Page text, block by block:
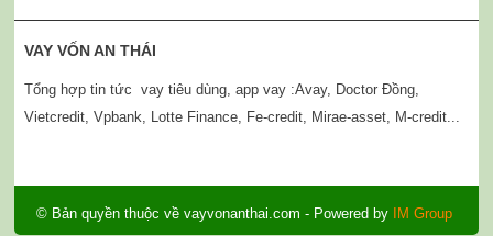
VAY VỐN AN THÁI
Tổng hợp tin tức vay tiêu dùng, app vay :Avay, Doctor Đồng,
Vietcredit, Vpbank, Lotte Finance, Fe-credit, Mirae-asset, M-credit...
© Bản quyền thuộc vềvayvonanthai.com - Powered by IM Group